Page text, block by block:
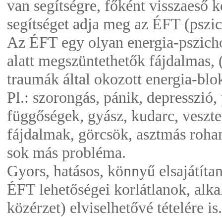
van segítségre, főként visszaeső
segítséget adja meg az ÉFT
Az ÉFT egy olyan energia-
alatt megszüntethetők
traumák által okozott energia-
Pl.: szorongás, pánik,
függőségek, gyász, kudarc,
fájdalmak, görcsök, asztmás
sok más probléma.
Gyors, hatásos, könnyű
ÉFT lehetőségei korlátlanok,
közérzet) elviselhetővé tételére